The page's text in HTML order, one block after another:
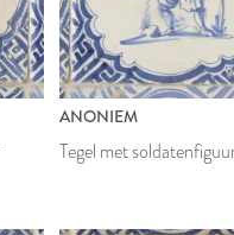
ANONIEM
Tegel met